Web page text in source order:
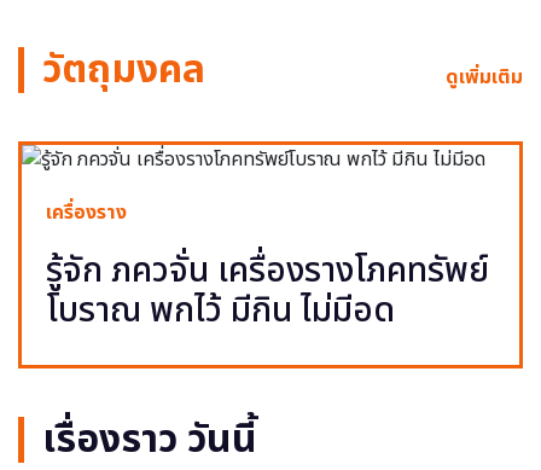
วัตถุมงคล ดูเพิ่มเติม
เครื่องราง
รู้จัก ภควจั่น เครื่องรางโภคทรัพย์
โบราณ พกไว้ มีกิน ไม่มีอด
เรื่องราว วันนี้